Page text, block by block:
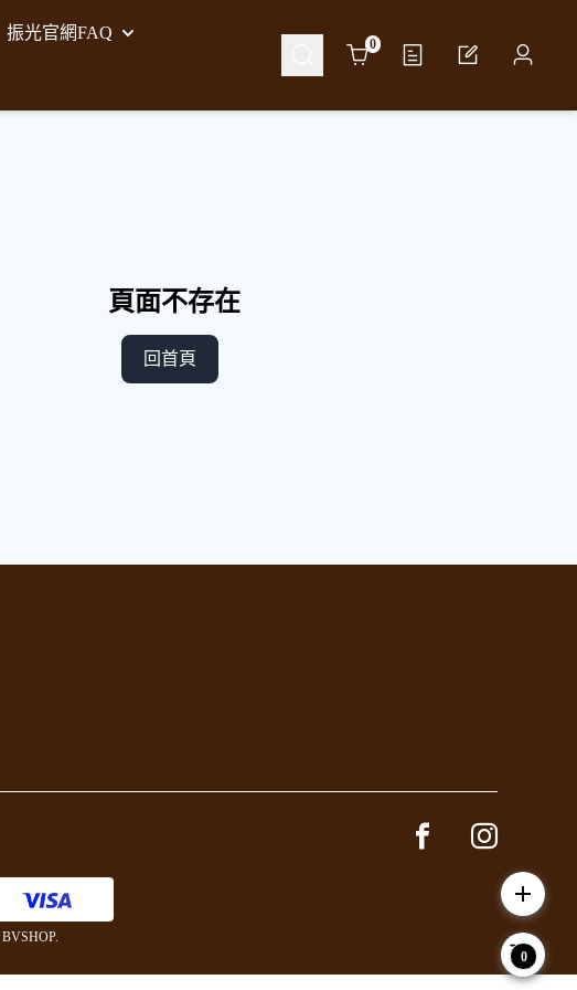
振光官網FAQ
Cart 0
頁面不存在
回首頁
Facebook pageInstagram
BVSHOP.
add
0